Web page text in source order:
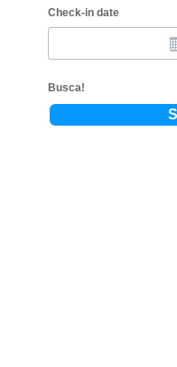
Check-in date
Busca!